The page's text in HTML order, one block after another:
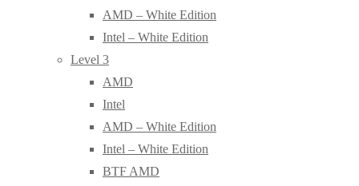
AMD – White Edition
Intel – White Edition
Level 3
AMD
Intel
AMD – White Edition
Intel – White Edition
BTF AMD